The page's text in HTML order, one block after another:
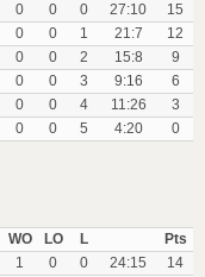
0 0 0 27:10
15
0 0 1 21:7
12
0 0 2 15:8
9
0 0 3 9:16
6
0 0 4 11:26
3
0 0 5 4:20 0
WO LO L
Pts
1 0 0 24:15
14